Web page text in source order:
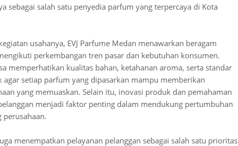
sebagai salah satu penyedia parfum yang terpercaya di Kota
usahanya, EVJ Parfume Medan menawarkan beragam
perkembangan tren pasar dan kebutuhan konsumen.
memperhatikan kualitas bahan, ketahanan aroma, serta standar
setiap parfum yang dipasarkan mampu memberikan
yang memuaskan. Selain itu, inovasi produk dan pemahaman
menjadi faktor penting dalam mendukung pertumbuhan
perusahaan.
menempatkan pelayanan pelanggan sebagai salah satu prioritas